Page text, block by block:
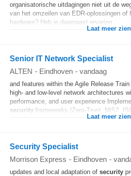
organisatorische uitdagingen niet uit de
van het omzeilen van EDR-oplossingen of
hardware? Heb je daarnaast ervaring...
Laat meer zien
Senior IT Network Specialist
ALTEN - Eindhoven - vandaag
and features within the Agile Release
high- and low-level network architectures
performance, and user experience
security frameworks (Zero-Trust, NIS2,
Laat meer zien
Security Specialist
Morrison Express - Eindhoven -
updates and local adaptation of security